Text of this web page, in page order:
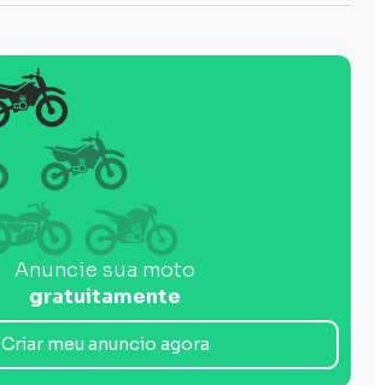
Anuncie sua moto
gratuitamente
Criar meu anuncio agora